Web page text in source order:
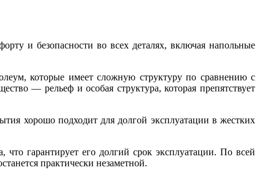
и безопасности во всех деталях, включая напольные
которые имеет сложную структуру по сравнению с
— рельеф и особая структура, которая препятствует
хорошо подходит для долгой эксплуатации в жестких
гарантирует его долгий срок эксплуатации. По всей
практически незаметной.